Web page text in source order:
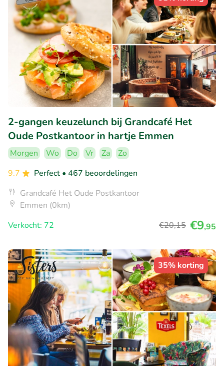
2-gangen keuzelunch bij Grandcafé Het
Oude Postkantoor in hartje Emmen
Morgen Wo Do Vr Za
Zo
9.7
Perfect • 467 beoordelingen
Grandcafé Het Oude Postkantoor
Emmen (0km)
Verkocht: 72
€20,15 €9,95
35% korting